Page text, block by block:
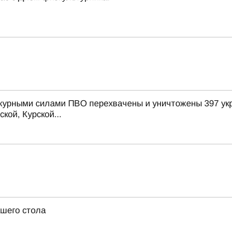
силами ПВО перехвачены и уничтожены 397
Курской...
стола